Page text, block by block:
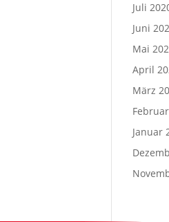
Juli
Juni
Mai
April
März
Januar